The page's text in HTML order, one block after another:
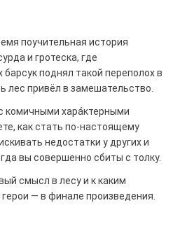
поучительная история
и гротеска, где
поднял такой переполох в
лес привёл в замешательство.
комичными харáктерными
как стать по-настоящему
недостатки у других и
вы совершенно сбиты с толку.
смысл в лесу и к каким
— в финале произведения.